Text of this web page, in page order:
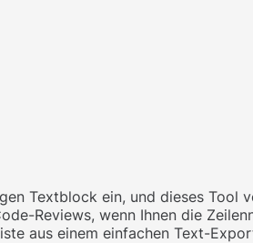
Textblock ein, und dieses
Reviews, wenn Ihnen die
aus einem einfachen Text-